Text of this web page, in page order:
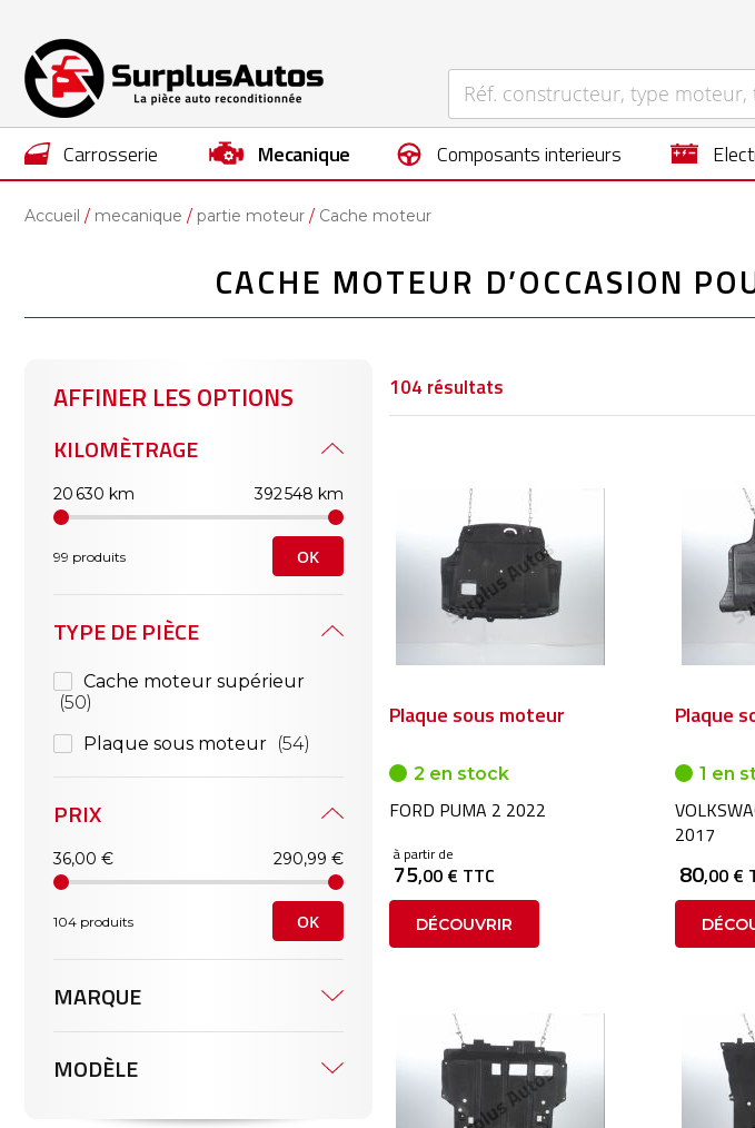
carrosserie mecanique composants interieurs
Accueil mecanique partie moteur Cache moteur
CACHE MOTEUR D’OCCASION
104 résultats
Plaque sous moteur
2 en stock
FORD PUMA 2 2022
à partir de
75,00 € TTC
DÉCOUVRIR
Plaque
1 en
2017
80,00 €
AFFINER LES OPTIONS
KILOMÈTRAGE
20 630 km 392 548 km
99 produits OK
TYPE DE PIÈCE
Cache moteur supérieur
50
Plaque sous moteur
54
PRIX
36,00 € 290,99 €
104 produits OK
MARQUE
MODÈLE